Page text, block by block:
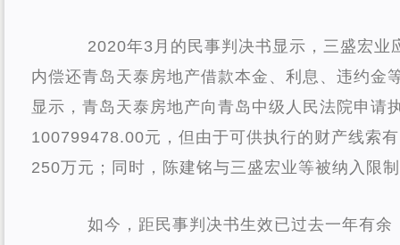
2020年3月的民事判决书显示，三盛宏业
内偿还青岛天泰房地产借款本金、利息、违约金
显示，青岛天泰房地产向青岛中级人民法院申请
100799478.00元，但由于可供执行的财产线索
250万元；同时，陈建铭与三盛宏业等被纳入限
如今，距民事判决书生效已过去一年有